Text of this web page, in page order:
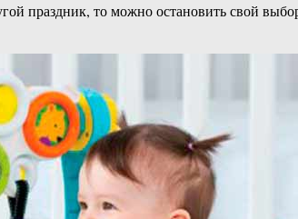
праздник, то можно остановить свой